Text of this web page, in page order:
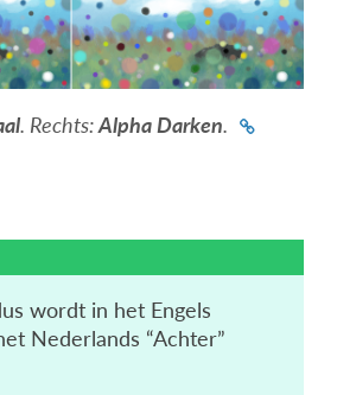
. Rechts:Alpha Darken.
wordt in het Engels
Nederlands “Achter”